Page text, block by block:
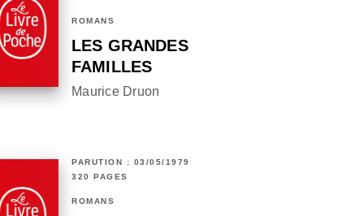
ROMANS
LES GRANDES
FAMILLES
Maurice Druon
PARUTION : 03/05/1979
320 PAGES
ROMANS